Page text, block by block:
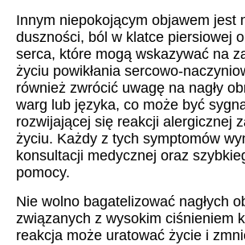
Innym niepokojącym objawem jest
duszności, ból w klatce piersiowej
serca, które mogą wskazywać na
życiu powikłania sercowo-
również zwrócić uwagę na nagły
warg lub języka, co może być
rozwijającej się reakcji alergicznej
życiu. Każdy z tych symptomów
konsultacji medycznej oraz
pomocy.
Nie wolno bagatelizować nagłych
związanych z wysokim ciśnieniem
reakcja może uratować życie i